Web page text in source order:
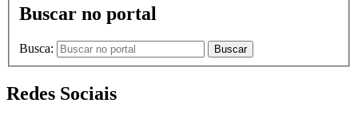
Buscar no portal
Busca: Buscar
Redes Sociais